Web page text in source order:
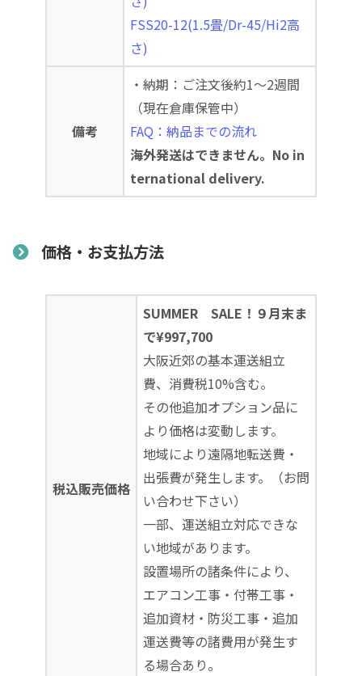
FSS20-12(1.5畳/Dr-45/Hi2高
さ)
備考
・納期：ご注文後約1～2週間
（現在倉庫保管中）
FAQ：納品までの流れ
海外発送はできません。No in
ternational delivery.
価格・お支払方法
税込販売価格
SUMMER SALE！９月末ま
で¥997,700
大阪近郊の基本運送組立
費、消費税10%含む。
その他追加オプション品に
より価格は変動します。
地域により遠隔地転送費・
出張費が発生します。（お問
い合わせ下さい）
一部、運送組立対応できな
い地域があります。
設置場所の諸条件により、
エアコン工事・付帯工事・
追加資材・防災工事・追加
運送費等の諸費用が発生す
る場合あり。